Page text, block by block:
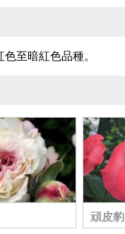
至暗紅色品種。
頑皮豹